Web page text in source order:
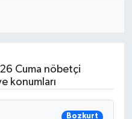
Cuma nöbetçi
konumları
Bozkurt